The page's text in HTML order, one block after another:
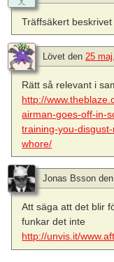
Träffsäkert beskrivet
Lövet den 25
Rätt så relevant i
http://
airman-goes-off-in-
training-you-
whore/
Jonas Bsson den
Att säga att det blir
funkar det inte
http://unvis.it/